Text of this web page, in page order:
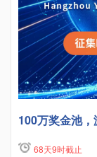
100万奖金池
68天9时截止